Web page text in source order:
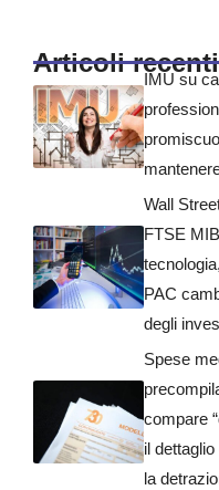
Articoli recenti
IMU su
Wall
FTSE
PAC
degli
Spese
compare
il
la